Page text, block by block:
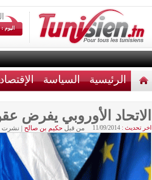
اليوم :
الرئيسية السياسة
أخبار مختلفة
الاتحاد الأوروبي يفرض
اخر تحديث : 11/09/2014 من قبل حكيم بن صالح | نشرت